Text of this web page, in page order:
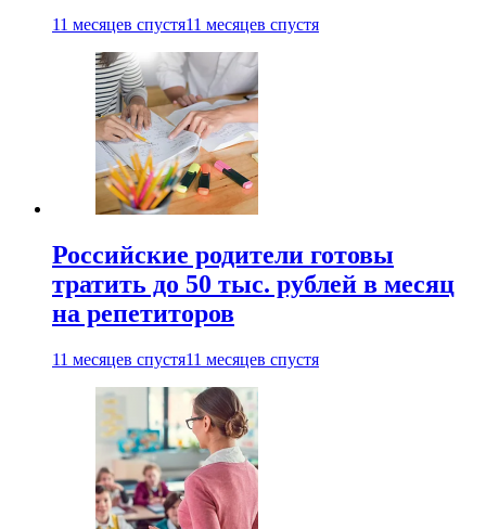
11 месяцев спустя11 месяцев спустя
Российские родители готовы
тратить до 50 тыс. рублей в месяц
на репетиторов
11 месяцев спустя11 месяцев спустя